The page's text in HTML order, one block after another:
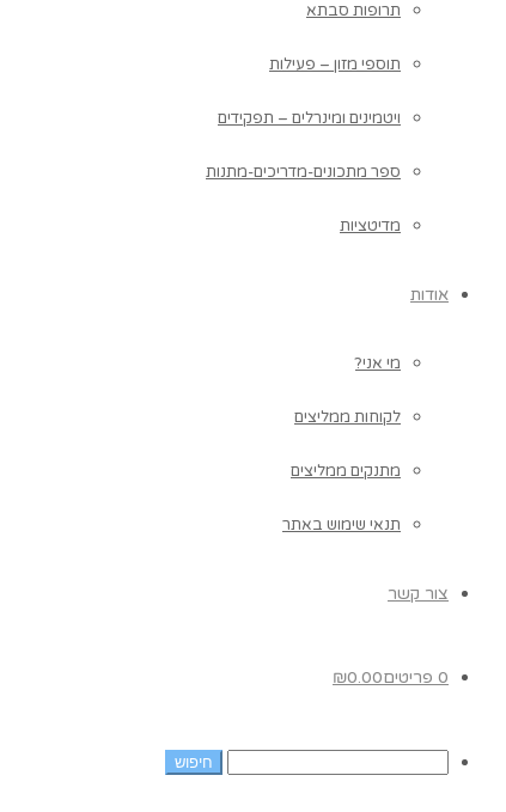
תרופות סבתא
תוספי מזון – פעילות
ויטמינים ומינרלים – תפקידים
ספר מתכונים-מדריכים-מתנות
מדיטציות
אודות
מי אני?
לקוחות ממליצים
מתנקים ממליצים
תנאי שימוש באתר
צור קשר
0 פריטים ₪0.00